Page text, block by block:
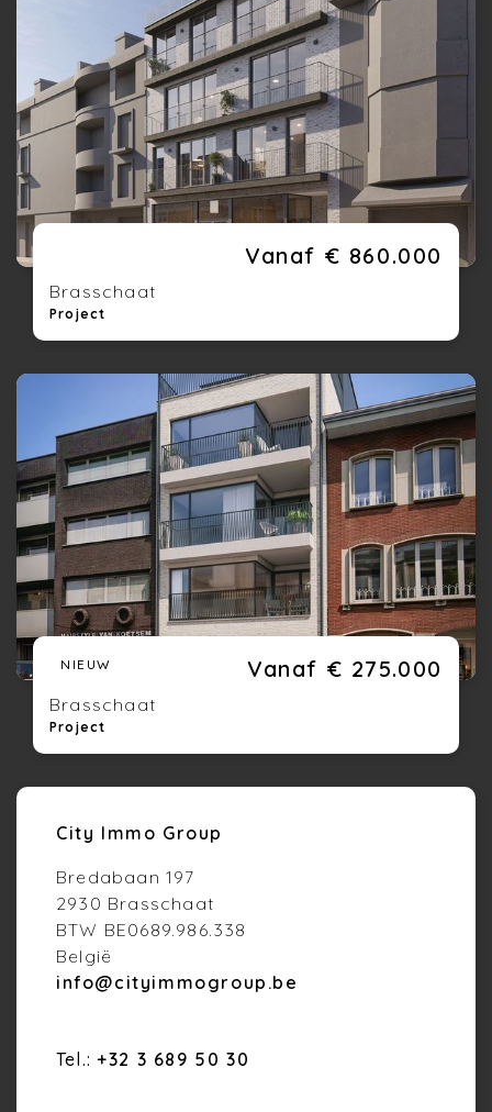
Vanaf € 860.000
Brasschaat
Project
NIEUW Vanaf € 275.000
Brasschaat
Project
City Immo Group
Bredabaan 197
2930 Brasschaat
BTW BE0689.986.338
België
info@cityimmogroup.be
Tel.: +32 3 689 50 30